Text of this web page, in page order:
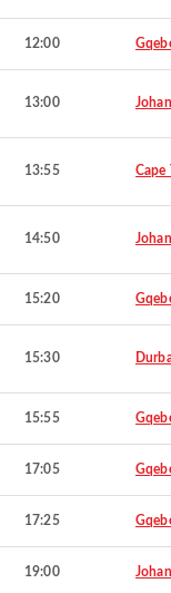
12:00
13:00
13:55 Cape
14:50
15:20
15:30
15:55
17:05
17:25
19:00